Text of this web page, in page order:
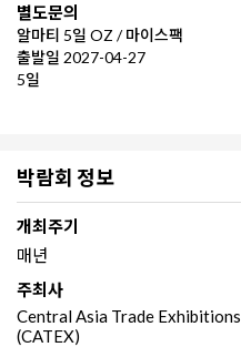
별도문의
알마티 5일 OZ / 마이스팩
출발일 2027-04-27
5일
박람회 정보
개최주기
매년
주최사
Central Asia Trade Exhibitions
(CATEX)